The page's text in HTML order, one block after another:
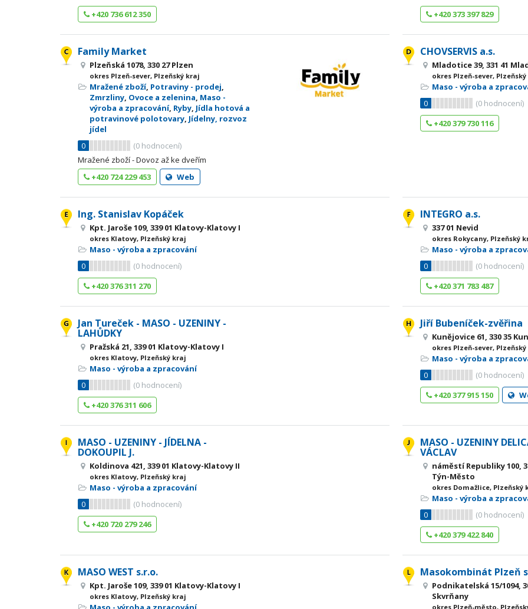
+420 736 612 350
+420 373 397 829
Family Market
Plzeňská 1078, 330 27 Plzen
okres Plzeň-sever, Plzeňský kraj
Mražené zboží, Potraviny - prodej,
Zmrzliny, Ovoce a zelenina, Maso -
výroba a zpracování, Ryby, Jídla hotová a
potravinové polotovary, Jídelny, rozvoz
jídel
0
(0 hodnocení)
Mražené zboží - Dovoz až ke dveřím
+420 724 229 453
Web
CHOVSERVIS a.s.
Mladotice 39, 331 41
okres Plzeň-sever,
Maso - výroba a
0
(0 hodnocení)
+420 379 730 116
Ing. Stanislav Kopáček
Kpt. Jaroše 109, 339 01 Klatovy-Klatovy I
okres Klatovy, Plzeňský kraj
Maso - výroba a zpracování
0
(0 hodnocení)
+420 376 311 270
INTEGRO a.s.
337 01 Nevid
okres Rokycany, Plzeňský
Maso - výroba a
0
(0 hodnocení)
+420 371 783 487
Jan Tureček - MASO - UZENINY -
LAHŮDKY
Pražská 21, 339 01 Klatovy-Klatovy I
okres Klatovy, Plzeňský kraj
Maso - výroba a zpracování
0
(0 hodnocení)
+420 376 311 606
Jiří Bubeníček-zvěřina
Kunějovice 61, 330 35
okres Plzeň-sever,
Maso - výroba a
0
(0 hodnocení)
+420 377 915 150
MASO - UZENINY - JÍDELNA -
DOKOUPIL J.
Koldinova 421, 339 01 Klatovy-Klatovy II
okres Klatovy, Plzeňský kraj
Maso - výroba a zpracování
0
(0 hodnocení)
+420 720 279 246
MASO - UZENINY
VÁCLAV
náměstí Republiky 100,
Týn-Město
okres Domažlice, Plzeňský
Maso - výroba a
0
(0 hodnocení)
+420 379 422 840
MASO WEST s.r.o.
Kpt. Jaroše 109, 339 01 Klatovy-Klatovy I
okres Klatovy, Plzeňský kraj
Masokombinát Plzeň
Podnikatelská 15/1094,
Skvrňany
okres Plzeň-město,